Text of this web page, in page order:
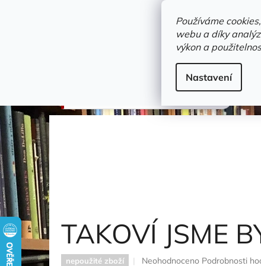
Používáme
webu a díky
výkon a
Nastavení
Novinky Trvalky a
Obata Júki
TAKOVÍ JSME
nepoužité zboží
Průměrné
Neohodnoceno Podrobnosti